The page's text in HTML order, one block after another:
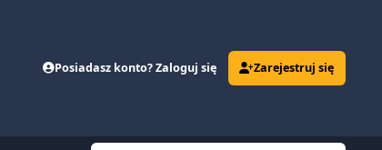
Posiadasz konto? Zaloguj się Zarejestruj się